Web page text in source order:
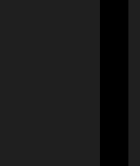
Блочно-